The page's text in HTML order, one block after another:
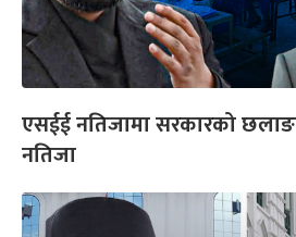
एसईई नतिजामा सरकारको
नतिजा